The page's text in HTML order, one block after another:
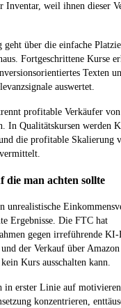
weil ihnen dieser
über die einfache
Fortgeschrittene Kurse
Texten
auswertet.
profitable Verkäufer
In Qualitätskursen werden
die profitable Skalierung
die man achten sollte
unrealistische
Ergebnisse. Die FTC hat
gegen irreführende
der Verkauf über
Kurs ausschalten kann.
in erster Linie auf
konzentrieren,